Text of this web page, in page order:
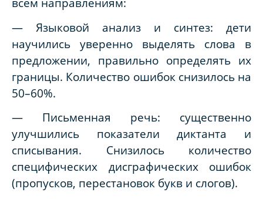
— Языковой анализ и синтез: дети
научились уверенно выделять слова в
предложении, правильно определять их
границы. Количество ошибок снизилось на
50–60%.
— Письменная речь: существенно
улучшились показатели диктанта и
списывания. Снизилось количество
специфических дисграфических ошибок
(пропусков, перестановок букв и слогов).